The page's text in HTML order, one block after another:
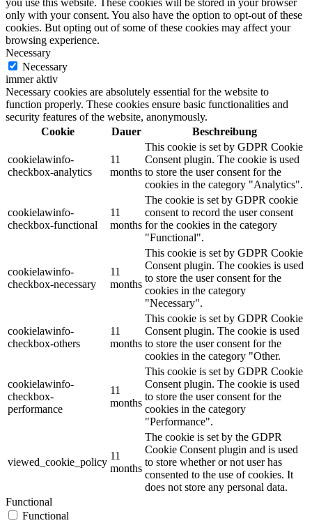
only with your consent. You also have the option to opt-out of these
cookies. But opting out of some of these cookies may affect your
browsing experience.
Necessary
Necessary
immer aktiv
Necessary cookies are absolutely essential for the website to
function properly. These cookies ensure basic functionalities and
security features of the website, anonymously.
Cookie
Dauer Beschreibung
cookielawinfo-
checkbox-analytics
11
months
This cookie is set by GDPR Cookie
Consent plugin. The cookie is used
to store the user consent for the
cookies in the category "Analytics".
cookielawinfo-
checkbox-functional
11
months
The cookie is set by GDPR cookie
consent to record the user consent
for the cookies in the category
"Functional".
cookielawinfo-
checkbox-necessary
11
months
This cookie is set by GDPR Cookie
Consent plugin. The cookies is used
to store the user consent for the
cookies in the category
"Necessary".
cookielawinfo-
checkbox-others
11
months
This cookie is set by GDPR Cookie
Consent plugin. The cookie is used
to store the user consent for the
cookies in the category "Other.
cookielawinfo-
checkbox-
performance
11
months
This cookie is set by GDPR Cookie
Consent plugin. The cookie is used
to store the user consent for the
cookies in the category
"Performance".
viewed_cookie_policy
11
months
The cookie is set by the GDPR
Cookie Consent plugin and is used
to store whether or not user has
consented to the use of cookies. It
does not store any personal data.
Functional
Functional